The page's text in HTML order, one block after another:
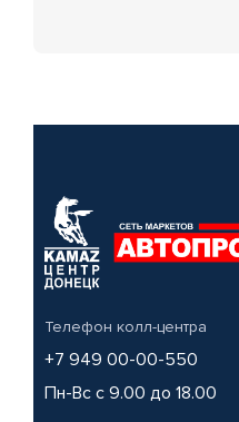
Телефон колл-центра
+7 949 00-00-550
Пн-Вс с 9.00 до 18.00